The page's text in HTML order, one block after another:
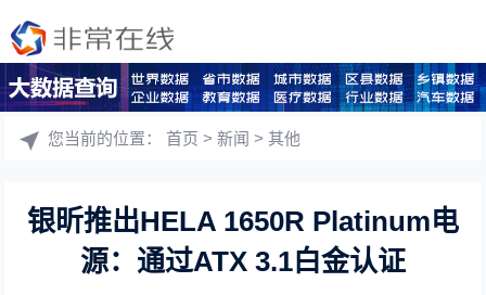
您当前的位置：首页 >新闻 >其他
银昕推出HELA 1650R Platinum电
源：通过ATX 3.1白金认证